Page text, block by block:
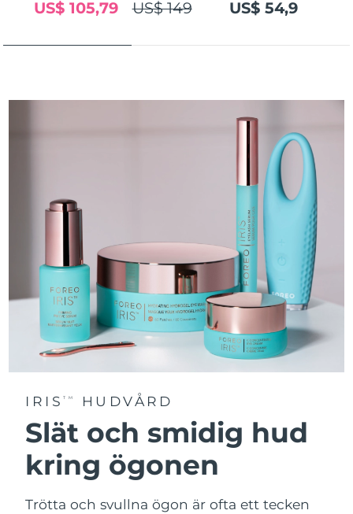
US$ 149
US$ 105,79 US$ 54,9
IRISTM HUDVÅRD
Slät och smidig hud
kring ögonen
Trötta och svullna ögon är ofta ett tecken